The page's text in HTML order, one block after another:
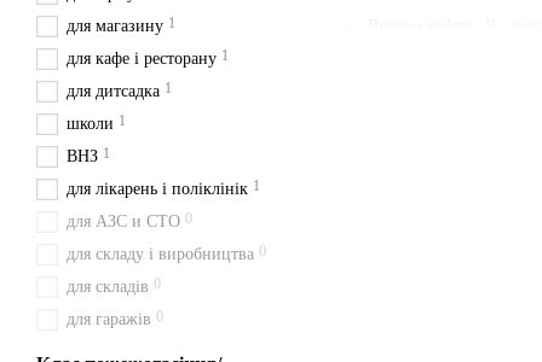
для магазину 1
для кафе і ресторану 1
для дитсадка 1
школи 1
ВНЗ 1
для лікарень і поліклінік 1
для АЗС и СТО 0
для складу і виробництва 0
для складів 0
для гаражів 0